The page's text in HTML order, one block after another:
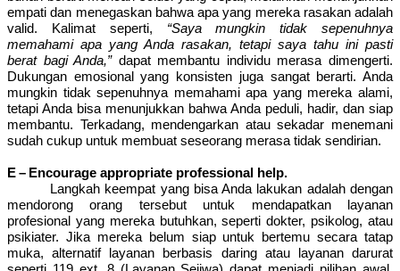
empati dan menegaskan bahwa apa yang mereka rasakan adalah
valid. Kalimat seperti, “Saya mungkin tidak sepenuhnya
memahami apa yang Anda rasakan, tetapi saya tahu ini pasti
berat bagi Anda,”dapat membantu individu merasa dimengerti.
Dukungan emosional yang konsisten juga sangat berarti. Anda
mungkin tidak sepenuhnya memahami apa yang mereka alami,
tetapi Anda bisa menunjukkan bahwa Anda peduli, hadir, dan siap
membantu. Terkadang, mendengarkan atau sekadar menemani
sudah cukup untuk membuat seseorang merasa tidak sendirian.
E – Encourage appropriate professional help.
Langkah keempat yang bisa Anda lakukan adalah dengan
mendorong orang tersebut untuk mendapatkan layanan
profesional yang mereka butuhkan, seperti dokter, psikolog, atau
psikiater. Jika mereka belum siap untuk bertemu secara tatap
muka, alternatif layanan berbasis daring atau layanan darurat